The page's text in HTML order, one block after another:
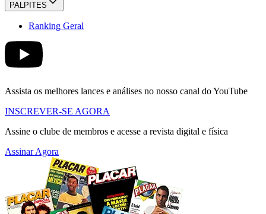
PALPITES
Ranking Geral
Assista os melhores lances e análises no nosso canal do YouTube
INSCREVER-SE AGORA
Assine o clube de membros e acesse a revista digital e física
Assinar Agora